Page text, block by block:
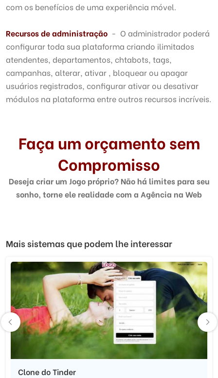
com os benefícios de uma experiência móvel.
Recursos de administração - O administrador poderá
configurar toda sua plataforma criando ilimitados
atendentes, departamentos, chtabots, tags,
campanhas, alterar, ativar , bloquear ou apagar
usuários registrados, configurar ativar ou desativar
módulos na plataforma entre outros recursos incríveis.
Faça um orçamento sem
Compromisso
Deseja criar um Jogo próprio? Não há limites para seu
sonho, torne ele realidade com a Agência na Web
Mais sistemas que podem lhe interessar
Clone do Tinder